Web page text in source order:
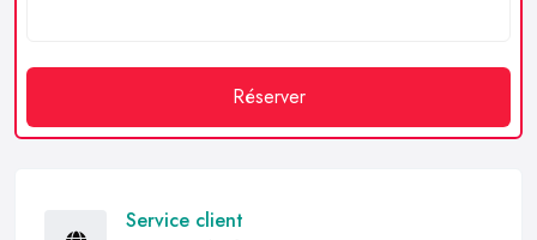
Réserver
Service client